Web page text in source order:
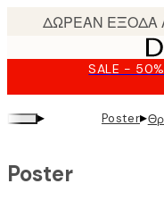
SALE -
▸ Poster▸
Poster